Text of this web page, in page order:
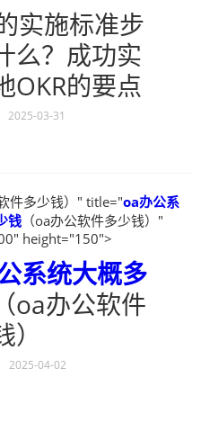
实施标准步
么？成功实
OKR的要点
2025-03-31
件多少钱）" title="oa办公系
钱 （oa办公软件多少钱）"
height="150">
系统大概多
（oa办公软件
2025-04-02